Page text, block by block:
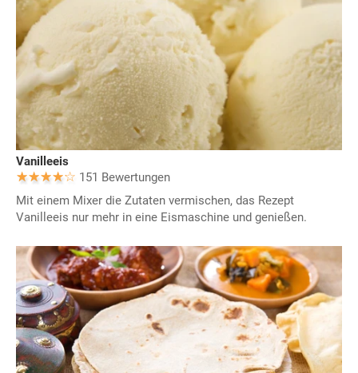
Vanilleeis
151 Bewertungen
Mit einem Mixer die Zutaten vermischen, das Rezept
Vanilleeis nur mehr in eine Eismaschine und genießen.